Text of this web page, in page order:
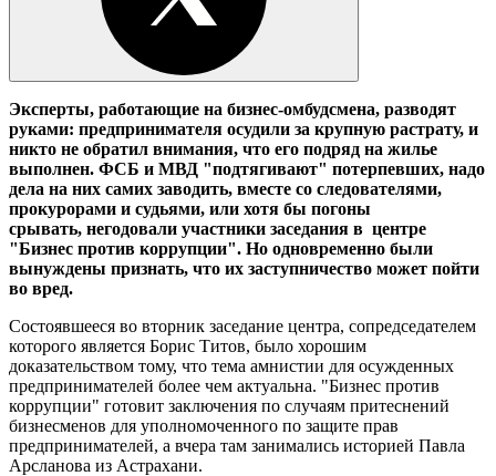
Эксперты, работающие на бизнес-омбудсмена, разводят
руками: предпринимателя осудили за крупную растрату, и
никто не обратил внимания, что его подряд на жилье
выполнен. ФСБ и МВД "подтягивают" потерпевших, надо
дела на них самих заводить, вместе со следователями,
прокурорами и судьями, или хотя бы погоны
срывать, негодовали участники заседания в центре
"Бизнес против коррупции". Но одновременно были
вынуждены признать, что их заступничество может пойти
во вред.
Состоявшееся во вторник заседание центра, сопредседателем
которого является Борис Титов, было хорошим
доказательством тому, что тема амнистии для осужденных
предпринимателей более чем актуальна. "Бизнес против
коррупции" готовит заключения по случаям притеснений
бизнесменов для уполномоченного по защите прав
предпринимателей, а вчера там занимались историей Павла
Арсланова из Астрахани.